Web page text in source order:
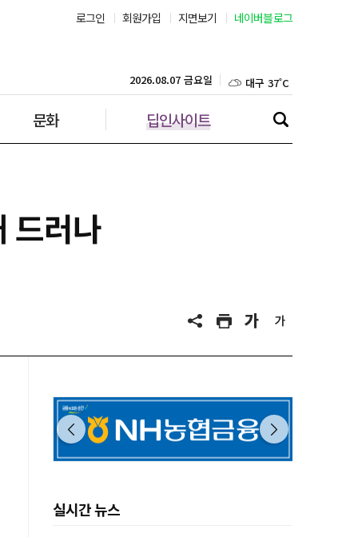
로그인 회원가입 지면보기 네이버블로그
문화 딥인사이트
2026.08.07 금요일 대구 37˚C
인천 30˚C
제주 30˚C
드러나
실시간 뉴스